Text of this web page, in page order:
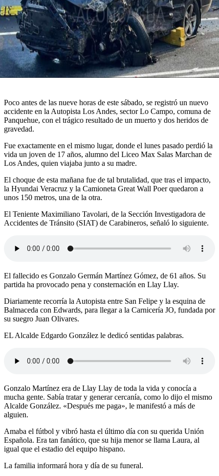
Poco antes de las nueve horas de este sábado, se registró un nuevo
accidente en la Autopista Los Andes, sector Lo Campo, comuna de
Panquehue, con el trágico resultado de un muerto y dos heridos de
gravedad.
Fue exactamente en el mismo lugar, donde el lunes pasado perdió la
vida un joven de 17 años, alumno del Liceo Max Salas Marchan de
Los Andes, quien viajaba junto a su madre.
El choque de esta mañana fue de tal brutalidad, que tras el impacto,
la Hyundai Veracruz y la Camioneta Great Wall Poer quedaron a
unos 150 metros, una de la otra.
El Teniente Maximiliano Tavolari, de la Sección Investigadora de
Accidentes de Tránsito (SIAT) de Carabineros, señaló lo siguiente.
El fallecido es Gonzalo Germán Martínez Gómez, de 61 años. Su
partida ha provocado pena y consternación en Llay Llay.
Diariamente recorría la Autopista entre San Felipe y la esquina de
Balmaceda con Edwards, para llegar a la Carnicería JO, fundada por
su suegro Juan Olivares.
EL Alcalde Edgardo González le dedicó sentidas palabras.
Gonzalo Martínez era de Llay Llay de toda la vida y conocía a
mucha gente. Sabía tratar y generar cercanía, como lo dijo el mismo
Alcalde González. «Después me paga», le manifestó a más de
alguien.
Amaba el fútbol y vibró hasta el último día con su querida Unión
Española. Era tan fanático, que su hija menor se llama Laura, al
igual que el estadio del equipo hispano.
La familia informará hora y día de su funeral.